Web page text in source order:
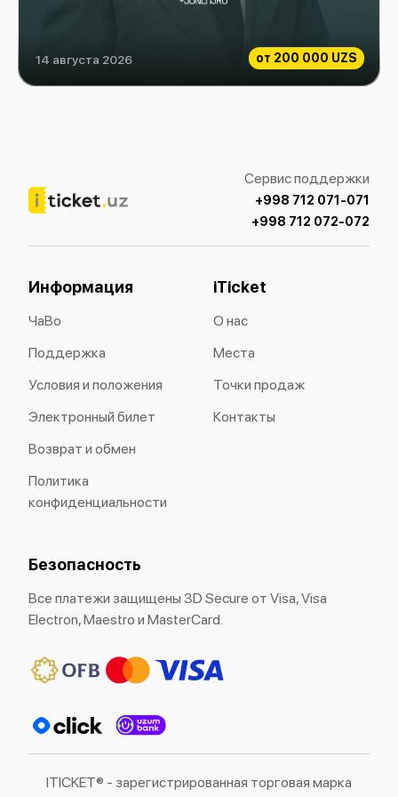
от 200 000 UZS
ABDIZHAPPAR ALKOZHA
14 августа 2026
Сервис поддержки
+998 712 071-071
+998 712 072-072
Информация
ЧаВо
Поддержка
Условия и положения
Электронный билет
Возврат и обмен
Политика
конфиденциальности
iTicket
О нас
Места
Точки продаж
Контакты
Безопасность
Все платежи защищены 3D Secure от Visa, Visa
Electron, Maestro и MasterCard.
ITICKET® - зарегистрированная торговая марка